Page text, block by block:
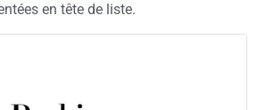
en tête de liste.